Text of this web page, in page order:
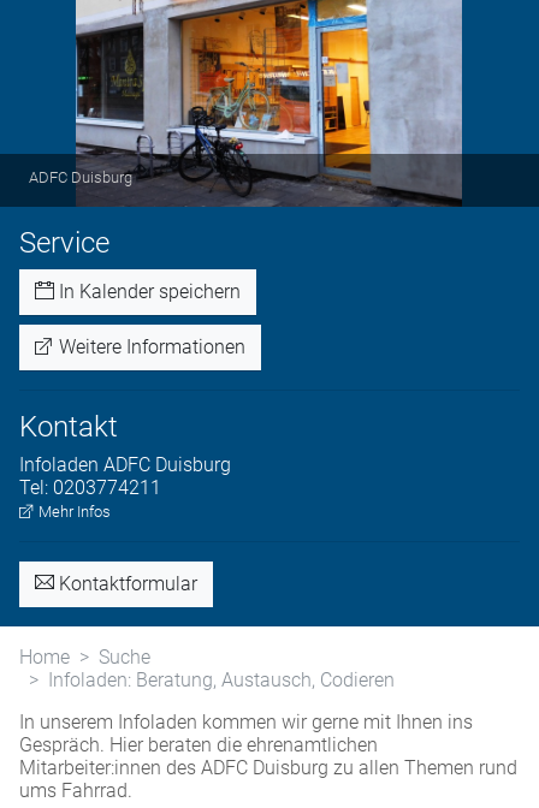
ADFC Duisburg
Service
In Kalender speichern
Weitere Informationen
Kontakt
Infoladen ADFC Duisburg
Tel: 0203774211
Mehr Infos
Kontaktformular
Home
Suche
Infoladen: Beratung, Austausch, Codieren
In unserem Infoladen kommen wir gerne mit Ihnen ins
Gespräch. Hier beraten die ehrenamtlichen
Mitarbeiter:innen des ADFC Duisburg zu allen Themen rund
ums Fahrrad.